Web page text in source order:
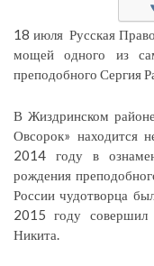
18 июля Русская
мощей одного из
преподобного Сергия
В Жиздринском
Овсорок» находится
2014 году в
рождения
России чудотворца
2015 году совершил
Никита.